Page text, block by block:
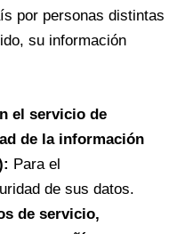
por personas distintas
su información
el servicio de
de la información
Para el
de sus datos.
de servicio,